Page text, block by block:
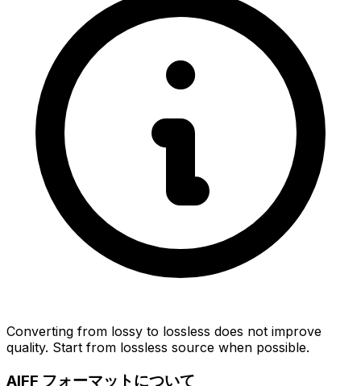
Converting from lossy to lossless does not improve
quality. Start from lossless source when possible.
AIFF フォーマットについて